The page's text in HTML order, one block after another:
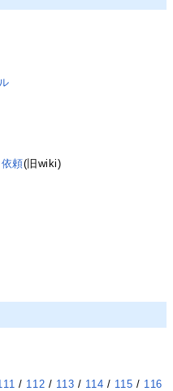
頼(旧wiki)
/ 112 / 113 / 114 / 115 / 116